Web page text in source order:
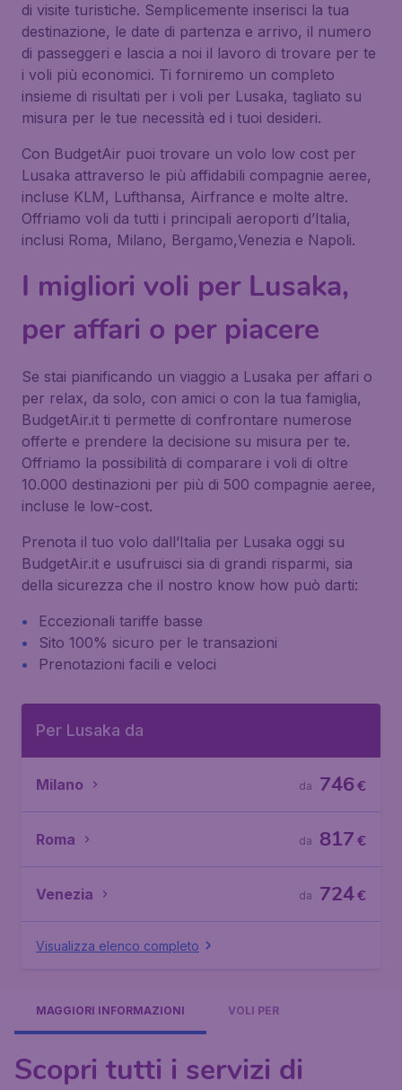
di visite turistiche. Semplicemente inserisci la tua
destinazione, le date di partenza e arrivo, il numero
di passeggeri e lascia a noi il lavoro di trovare per te
i voli più economici. Ti forniremo un completo
insieme di risultati per i voli per Lusaka, tagliato su
misura per le tue necessità ed i tuoi desideri.
Con BudgetAir puoi trovare un volo low cost per
Lusaka attraverso le più affidabili compagnie aeree,
incluse KLM, Lufthansa, Airfrance e molte altre.
Offriamo voli da tutti i principali aeroporti d’Italia,
inclusi Roma, Milano, Bergamo,Venezia e Napoli.
I migliori voli per Lusaka,
per affari o per piacere
Se stai pianificando un viaggio a Lusaka per affari o
per relax, da solo, con amici o con la tua famiglia,
BudgetAir.it ti permette di confrontare numerose
offerte e prendere la decisione su misura per te.
Offriamo la possibilità di comparare i voli di oltre
10.000 destinazioni per più di 500 compagnie aeree,
incluse le low-cost.
Prenota il tuo volo dall’Italia per Lusaka oggi su
BudgetAir.it e usufruisci sia di grandi risparmi, sia
della sicurezza che il nostro know how può darti:
Eccezionali tariffe basse
Sito 100% sicuro per le transazioni
Prenotazioni facili e veloci
Per Lusaka da
Milano €
746
da
Roma €
817
da
Venezia €
724
da
Visualizza elenco completo
MAGGIORI INFORMAZIONI VOLI PER
Scopri tutti i servizi di